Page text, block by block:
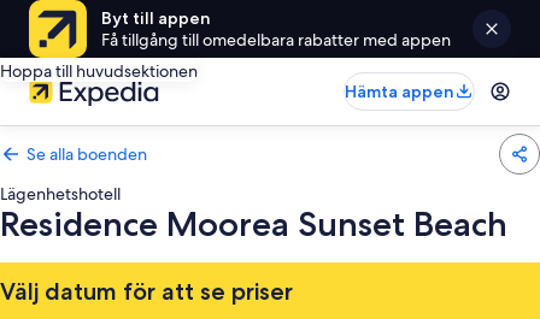
Byt till appen
Få tillgång till omedelbara rabatter med appen
Hoppa till huvudsektionen
Hämta appen
Se alla boenden
Lägenhetshotell
Residence Moorea Sunset Beach
Välj datum för att se priser